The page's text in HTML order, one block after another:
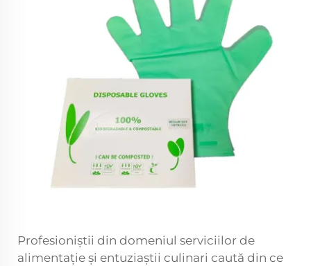
Profesioniștii din domeniul serviciilor de
alimentație și entuziaștii culinari caută din ce